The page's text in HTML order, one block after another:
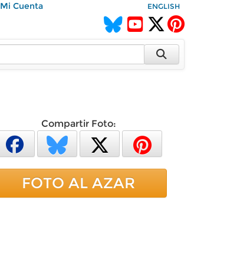
Mi Cuenta ENGLISH
Compartir Foto:
FOTO AL AZAR